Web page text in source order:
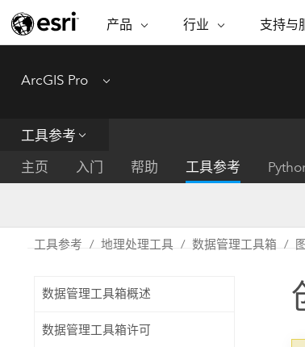
产品
ARCGIS
完整的 SaaS 制图平台
ArcGIS Enterprise
开发者技术
构建制图和空间分析应用程序
行业
行业
保护
能源公用事业
州和
电信
交通
支持与
支持与服
ArcGIS Pro Menu
工具参考
主页
入门 帮助 工具参考
工具参考 地理处理工具 数据管理工具箱
数据管理工具箱概述
数据管理工具箱许可